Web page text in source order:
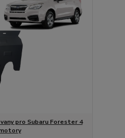
pro Subaru Forester 4